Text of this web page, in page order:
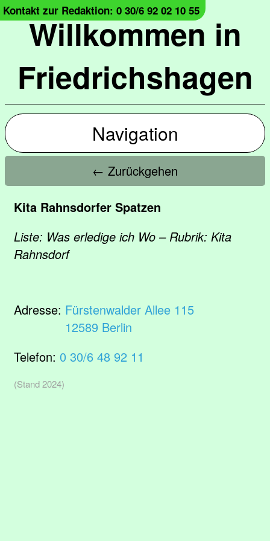
Willkommen in
Friedrichshagen
Kontakt zur Redaktion: 0 30/6 92 02 10 55
Navigation
← Zurückgehen
Kita Rahnsdorfer Spatzen
Liste: Was erledige ich Wo – Rubrik: Kita
Rahnsdorf
Adresse: Fürstenwalder Allee 115
12589 Berlin
Telefon: 0 30/6 48 92 11
(Stand 2024)